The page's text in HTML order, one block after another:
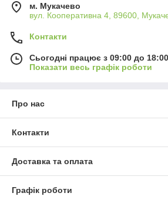
м. Мукачево
вул. Кооперативна 4, 89600,
Контакти
Сьогодні працює з 09:00 до 18:00
Показати весь графік роботи
Про нас
Контакти
Доставка та оплата
Графік роботи